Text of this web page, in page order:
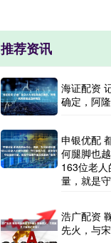
推荐资讯
海证配资
确定，阿
申银优配
何腿脚也
163位老
量，就是
浩广配资
先火，与